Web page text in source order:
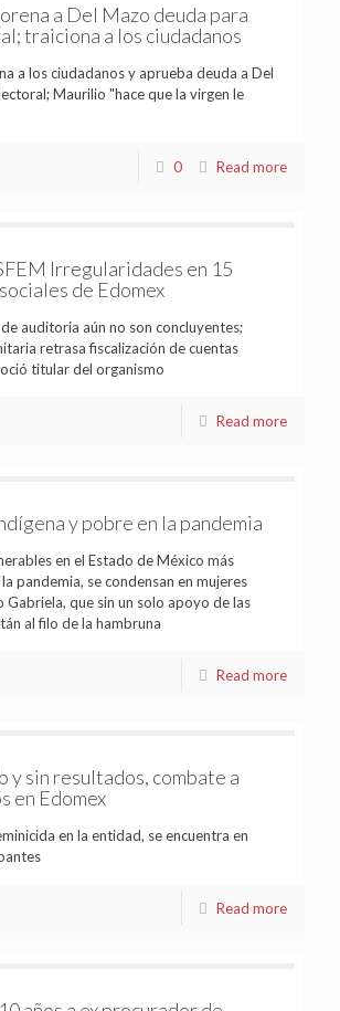
a Del Mazo deuda para
traiciona a los ciudadanos
a los ciudadanos y aprueba deuda a Del
Maurilio "hace que la virgen le
0 Read more
Irregularidades en 15
de Edomex
auditoria aún no son concluyentes;
retrasa fiscalización de cuentas
titular del organismo
Read more
y pobre en la pandemia
en el Estado de México más
pandemia, se condensan en mujeres
Gabriela, que sin un solo apoyo de las
al filo de la hambruna
Read more
y sin resultados, combate a
en Edomex
en la entidad, se encuentra en
Read more